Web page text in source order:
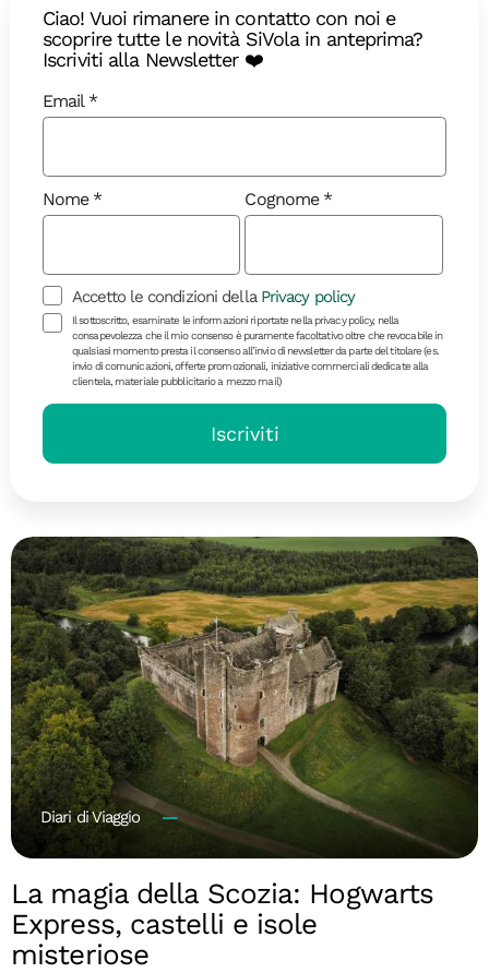
Diari di Viaggio
Il ritorno della Regina: quando
vedere l’aurora boreale in Islanda
L’aurora boreale torna a dipingere i cieli d’Islanda:
Diari di Viaggio
La magia della Scozia: Hogwarts
Express, castelli e isole
misteriose
Ciao! Vuoi rimanere in contatto con noi e
scoprire tutte le novità SiVola in anteprima?
Iscriviti alla Newsletter ❤️
Email
Nome Cognome
Accetto le condizioni della Privacy policy
Il sottoscritto, esaminate le informazioni riportate nella privacy policy, nella
consapevolezza che il mio consenso è puramente facoltativo oltre che revocabile in
qualsiasi momento presta il consenso all’invio di newsletter da parte del titolare (es.
invio di comunicazioni, offerte promozionali, iniziative commerciali dedicate alla
clientela, materiale pubblicitario a mezzo mail)
Iscriviti